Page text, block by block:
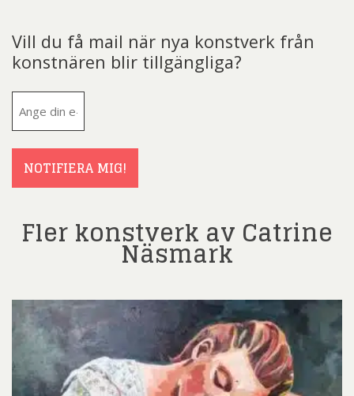
Vill du få mail när nya konstverk från
konstnären blir tillgängliga?
NOTIFIERA MIG!
Fler konstverk av Catrine
Näsmark